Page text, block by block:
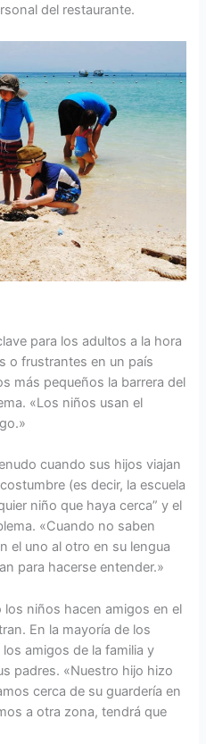
del restaurante.
para los adultos a la hora
o frustrantes en un país
más pequeños la barrera del
«Los niños usan el
cuando sus hijos viajan
(es decir, la escuela
niño que haya cerca” y el
«Cuando no saben
el uno al otro en su lengua
para hacerse entender.»
los niños hacen amigos en el
En la mayoría de los
amigos de la familia y
padres. «Nuestro hijo hizo
cerca de su guardería en
a otra zona, tendrá que